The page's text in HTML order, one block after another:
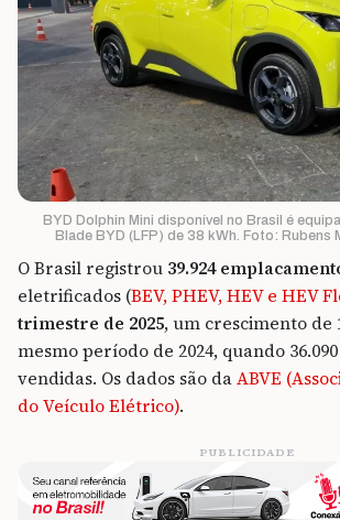
BYD Dolphin Mini disponível no Brasil é
Blade BYD (LFP) de 38 kWh. Foto: Rubens
O Brasil registrou 39.924
eletrificados (BEV, PHEV, HEV e HEV
trimestre de 2025, um crescimento de
mesmo período de 2024, quando
vendidas. Os dados são daABVE
do Veículo Elétrico).
PUBLICIDADE